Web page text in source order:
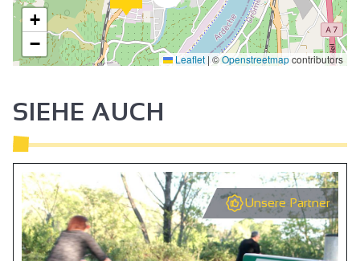
+
−
Leaflet | ©Openstreetmapcontributors
SIEHE AUCH
Unsere Partner